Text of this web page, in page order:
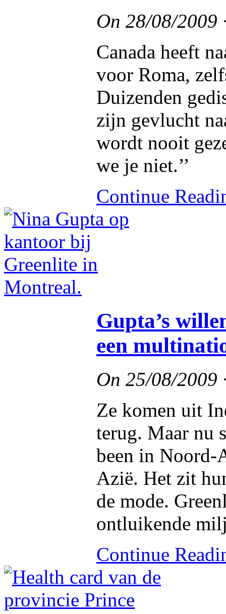
On 28/08/2009
Canada heeft
voor Roma,
Duizenden
zijn gevlucht
wordt nooit
we je niet.’’
Continue
Gupta’s
een
On 25/08/2009
Ze komen uit
terug. Maar nu
been in Noord-
Azië. Het zit
de mode.
ontluikende
Continue